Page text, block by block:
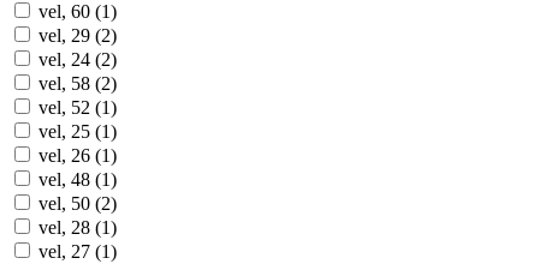
vel, 60 (1)
vel, 29 (2)
vel, 24 (2)
vel, 58 (2)
vel, 52 (1)
vel, 25 (1)
vel, 26 (1)
vel, 48 (1)
vel, 50 (2)
vel, 28 (1)
vel, 27 (1)